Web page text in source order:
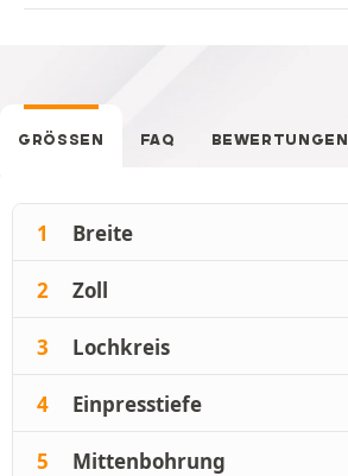
GRÖSSEN FAQ BEWERTUNGEN
1 Breite
2 Zoll
3 Lochkreis
4 Einpresstiefe
5 Mittenbohrung